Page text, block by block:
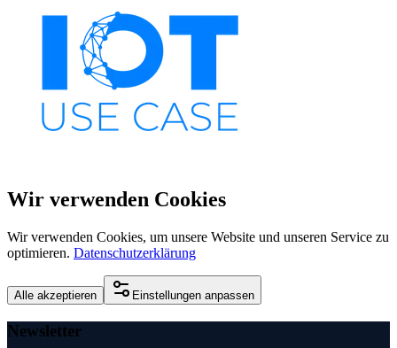
Wir verwenden Cookies
Wir verwenden Cookies, um unsere Website und unseren Service zu
optimieren. Datenschutzerklärung
Alle akzeptieren Einstellungen anpassen
Newsletter